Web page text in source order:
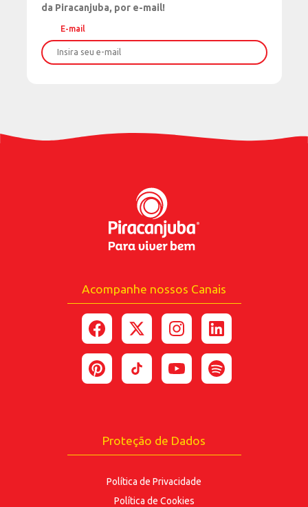
da Piracanjuba, por e-mail!
E-mail
Sobrenome
*Ao enviar esse formulário, você confirma ter 18
anos ou mais.
*Estou de acordo com a coleta e uso dos dados
fornecidos para as finalidadesaqui descritas.
ENVIAR
Acompanhe nossos Canais
Proteção de Dados
Política de Privacidade
Política de Cookies